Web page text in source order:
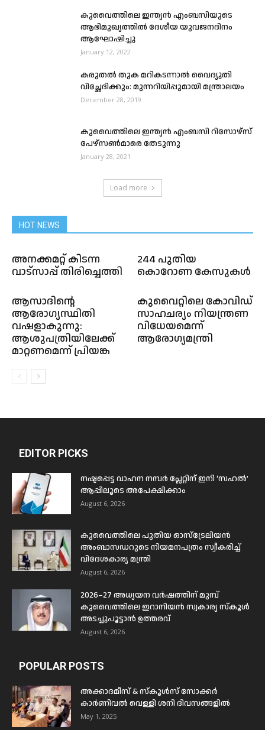
കുവൈത്തിലെ ഇന്ത്യൻ എംബസിയുടെ
ആഭിമുഖ്യത്തിൽ ദേശീയ യുവജനദിനം
ആഘോഷിച്ചു
January 12, 2022
കരുതൽ തുക മറികടന്നാൽ വൈദ്യുതി
വിച്ഛേദിക്കും: മുന്നറിയിപ്പുമായി മന്ത്രാലയം
December 28, 2019
കുവൈത്തിലെ ഇന്ത്യന്‍ എംബസി റിസോഴ്‌സ്
പേഴ്‌സണ്‍മാരെ തേടുന്നു
January 28, 2021
Load more
HOT NEWS
അനക്കമറ്റ് കിടന്ന
വാട്‌സാപ്പ് തിരിച്ചെത്തി
244 പുതിയ
കൊറോണ കേസുകൾ
ആസാദിന്റെ
ആരോഗ്യസ്ഥിതി
വഷളാകുന്നു:
ആശുപത്രിയിലേക്ക്
മാറ്റണമെന്ന് പ്രിയങ്ക
കുവൈറ്റിലെ കോവിഡ്
സാഹചര്യം നിയന്ത്രണ
വിധേയമെന്ന്
ആരോഗ്യമന്ത്രി
EDITOR PICKS
നഷ്ടപ്പെട്ട വാഹന നമ്പർ പ്ലേറ്റിന് ഇനി ‘സഹൽ’
ആപ്പിലൂടെ അപേക്ഷിക്കാം
August 6, 2026
കുവൈത്തിലെ പുതിയ ഓസ്ട്രേലിയൻ
അംബാസഡറുടെ നിയമനപത്രം സ്വീകരിച്ച്
വിദേശകാര്യ മന്ത്രി
August 6, 2026
2026–27 അധ്യയന വർഷത്തിന് മുമ്പ്
കുവൈത്തിലെ ഇറാനിയൻ സ്വകാര്യ സ്കൂൾ
അടച്ചുപൂട്ടാൻ ഉത്തരവ്
August 6, 2026
POPULAR POSTS
അക്കാദമീസ് & സ്കൂൾസ് സോക്കർ
കാർണിവൽ വെള്ളി ശനി ദിവസങ്ങളിൽ
May 1, 2025